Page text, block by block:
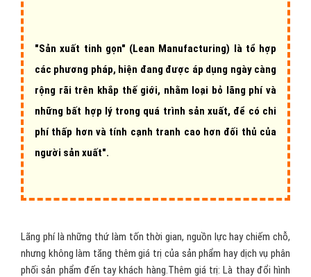
"Sản xuất tinh gọn" (Lean Manufacturing) là tổ hợp
các phương pháp, hiện đang được áp dụng ngày càng
rộng rãi trên khắp thế giới, nhằm loại bỏ lãng phí và
những bất hợp lý trong quá trình sản xuất, để có chi
phí thấp hơn và tính cạnh tranh cao hơn đối thủ của
người sản xuất".
Lãng phí là những thứ làm tốn thời gian, nguồn lực hay chiếm chỗ,
nhưng không làm tăng thêm giá trị của sản phẩm hay dịch vụ phân
phối sản phẩm đến tay khách hàng.Thêm giá trị: Là thay đổi hình